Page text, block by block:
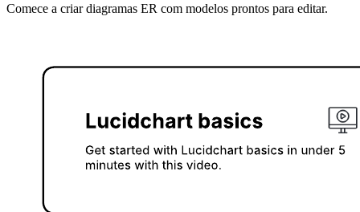
Comece a criar diagramas ER com modelos prontos para editar.